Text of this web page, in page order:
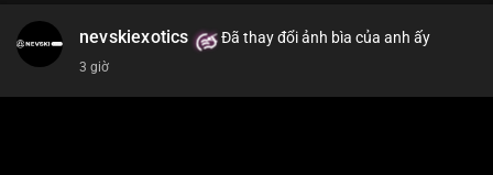
nevskiexotics Đã thay đổi ảnh bìa của anh ấy
3 giờ